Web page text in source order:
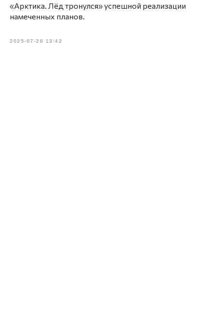
«Арктика. Лёд тронулся» успешной реализации
намеченных планов.
2025-07-28 13:42